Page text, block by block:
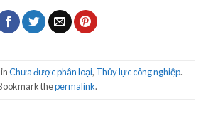
Chưa được phân loại, Thủy lực công nghiệp.
thepermalink.